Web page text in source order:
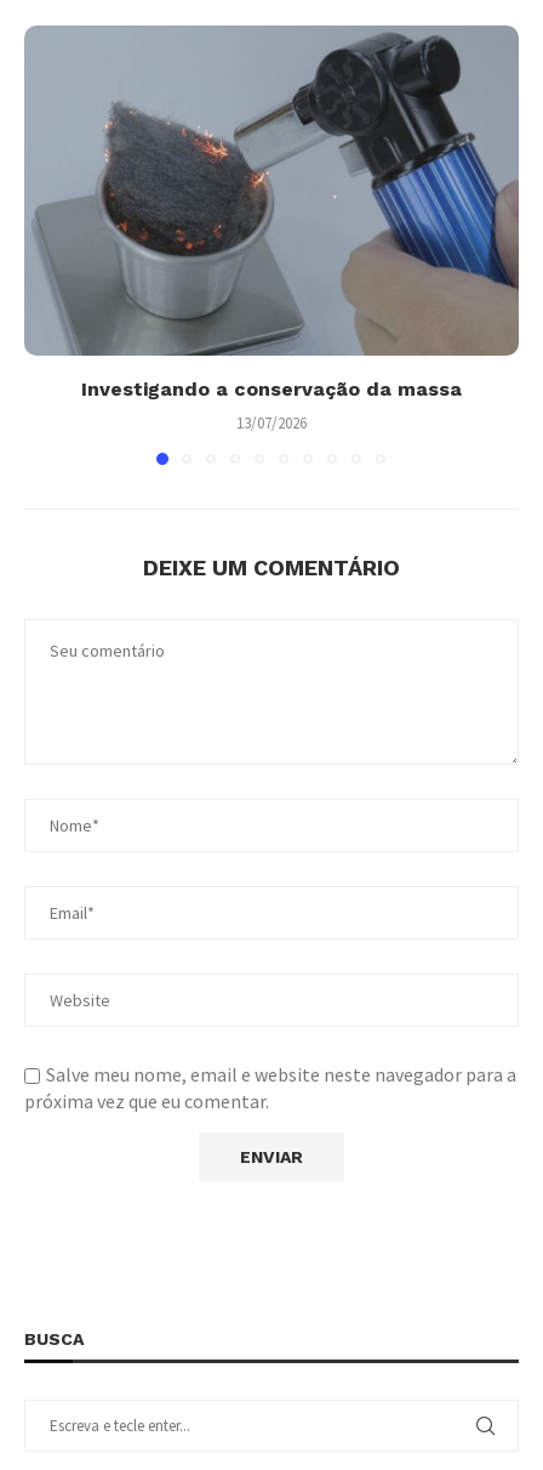
Investigando a conservação da massa
13/07/2026
DEIXE UM COMENTÁRIO
Salve meu nome, email e website neste navegador para a
próxima vez que eu comentar.
BUSCA